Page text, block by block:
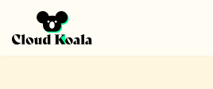
Aller